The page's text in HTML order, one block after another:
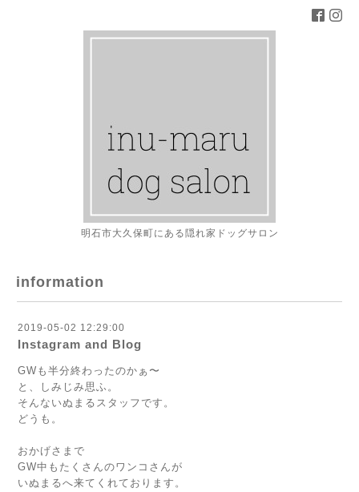
明石市大久保町にある隠れ家ドッグサロン
information
2019-05-02 12:29:00
Instagram and Blog
GWも半分終わったのかぁ〜
と、しみじみ思ふ。
そんないぬまるスタッフです。
どうも。
おかげさまで
GW中もたくさんのワンコさんが
いぬまるへ来てくれております。